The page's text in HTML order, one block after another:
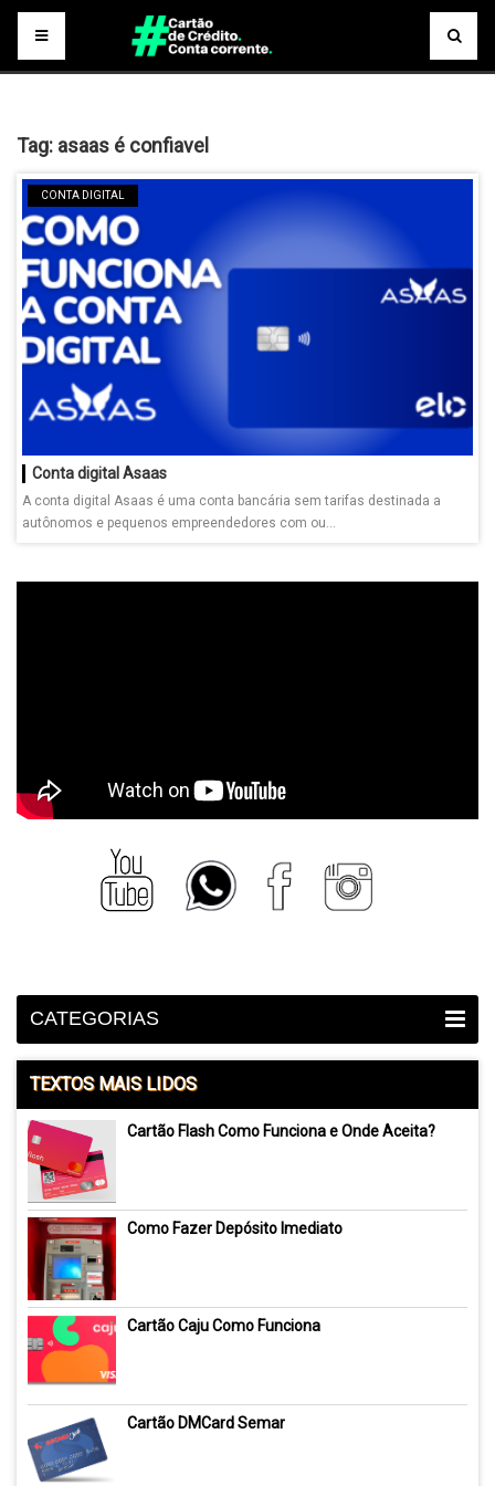
Tag: asaas é confiavel
CONTA DIGITAL
Conta digital Asaas
A conta digital Asaas é uma conta bancária sem tarifas destinada a
autônomos e pequenos empreendedores com ou...
CATEGORIAS
TEXTOS MAIS LIDOS
Cartão Flash Como Funciona e Onde Aceita?
Como Fazer Depósito Imediato
Cartão Caju Como Funciona
Cartão DMCard Semar